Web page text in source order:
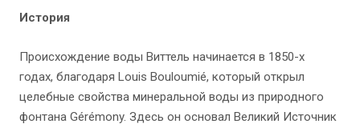
История
Происхождение воды Виттель начинается в 1850-х
годах, благодаря Louis Bouloumié, который открыл
целебные свойства минеральной воды из природного
фонтана Gérémony. Здесь он основал Великий Источник